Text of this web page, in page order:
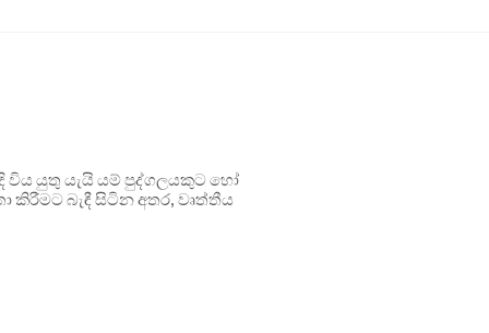
යුතු යැයි යම් පුද්ගලයකුට හෝ
කිරීමට බැඳී සිටින අතර, වෘත්තීය